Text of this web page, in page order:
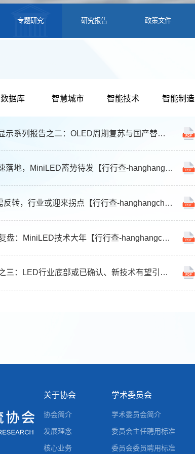
专题研究 研究报告 政策文件
数据库 智慧城市 智能技术 智能制造
电子设备行业专题研究：新型显示系列报告之二：OLED周期复苏与国产替代双机遇【行行查-hanghangcha.com】
电子行业深度报告：新产品加速落地，MiniLED蓄势待发【行行查-hanghangcha.com】
电子行业深度研究：OLED供需反转，行业或迎来拐点【行行查-hanghangcha.com】
可选消费专题研究：24年电视复盘：MiniLED技术大年【行行查-hanghangcha.com】
新三板TMT行业专题系列报告之三：LED行业底部或已确认、新技术有望引领成长【行行查-hanghangcha.com】
关于协会
协会简介
发展理念
核心业务
学术委员会
学术委员会简介
委员会主任聘用标准
委员会委员聘用标准